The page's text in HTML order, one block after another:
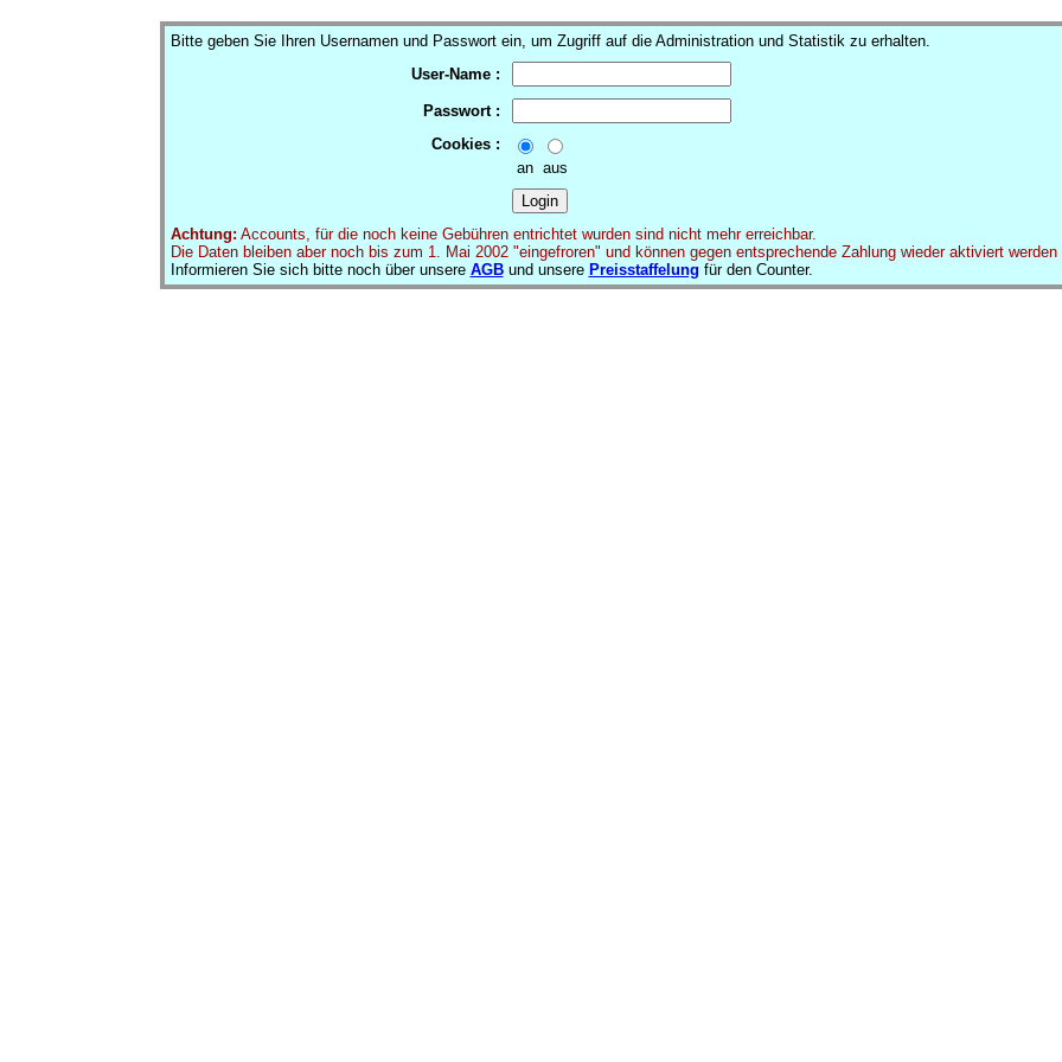
Bitte geben Sie Ihren Usernamen und Passwort ein, um Zugriff auf die Administration und Statistik zu erhalten.
User-Name :
Passwort :
Cookies :
an aus
Achtung: Accounts, für die noch keine Gebühren entrichtet wurden sind nicht mehr erreichbar.
Die Daten bleiben aber noch bis zum 1. Mai 2002 "eingefroren" und können gegen entsprechende Zahlung wieder aktiviert
Informieren Sie sich bitte noch über unsere AGBund unsere Preisstaffelung für den Counter.